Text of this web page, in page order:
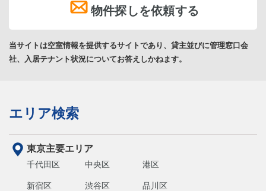
物件探しを依頼する
当サイトは空室情報を提供するサイトであり、貸主並びに管理窓口会
社、入居テナント状況についてお答えしかねます。
エリア検索
東京主要エリア
千代田区 中央区 港区
新宿区 渋谷区 品川区